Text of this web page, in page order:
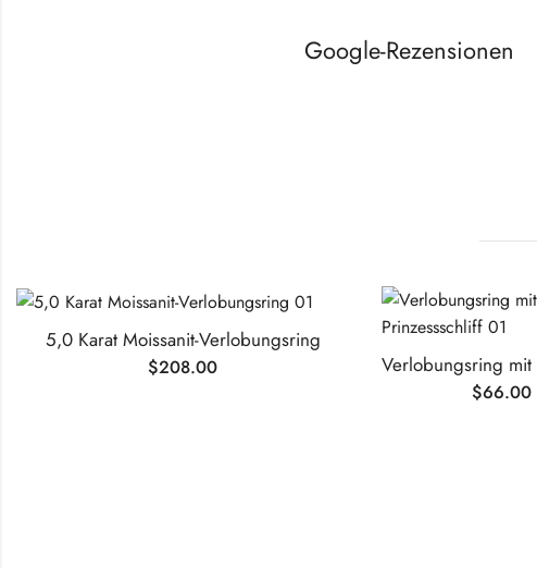
Google-Rezensionen
5,0 Karat Moissanit-Verlobungsring
$208.00
$66.00